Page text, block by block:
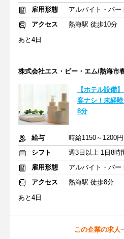
雇用形態
アルバイト・パー
アクセス
熱海駅 徒歩10分
あと4日
株式会社エス・ビー・エム/熱海市
【ホテル設備
客ナシ！未経
8分
給与
時給1150～1200
シフト
週3日以上 1日8時
雇用形態
アルバイト・パー
アクセス
熱海駅 徒歩8分
あと4日
この企業の求人